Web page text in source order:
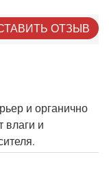
ОТЗЫВ
и органично
влаги и